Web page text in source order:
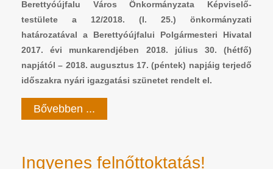
Berettyóújfalu Város Önkormányzata Képviselő-
testülete a 12/2018. (I. 25.) önkormányzati
határozatával a Berettyóújfalui Polgármesteri Hivatal
2017. évi munkarendjében 2018. július 30. (hétfő)
napjától – 2018. augusztus 17. (péntek) napjáig terjedő
időszakra nyári igazgatási szünetet rendelt el.
Bővebben ...
Ingyenes felnőttoktatás!